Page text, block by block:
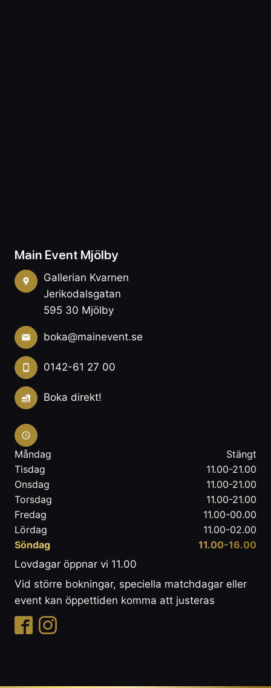
Main Event Mjölby
Gallerian Kvarnen
Jerikodalsgatan
595 30 Mjölby
boka@mainevent.se
0142-61 27 00
Boka direkt!
Måndag
Stängt
Tisdag
11.00-21.00
Onsdag
11.00-21.00
Torsdag
11.00-21.00
Fredag
11.00-00.00
Lördag
11.00-02.00
Söndag
11.00-16.00
Lovdagar öppnar vi 11.00
Vid större bokningar, speciella matchdagar eller
event kan öppettiden komma att justeras